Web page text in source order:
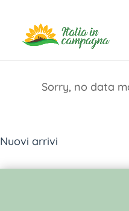
Sorry, no data
Nuovi arrivi